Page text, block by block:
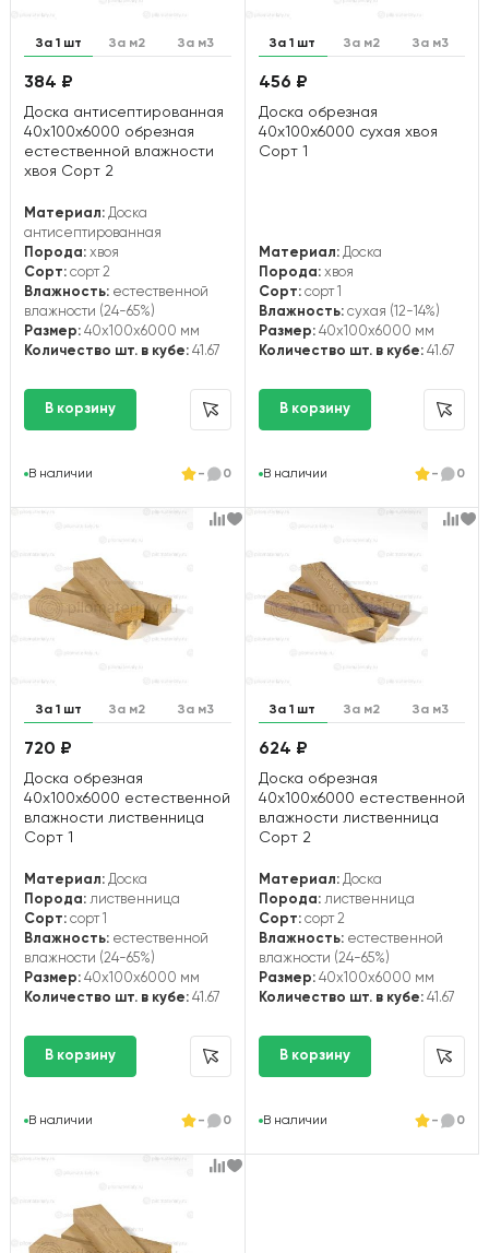
За 1 шт За м2 За м3
384 ₽
Доска антисептированная
40х100х6000 обрезная
естественной влажности
хвоя Сорт 2
Материал: Доска
антисептированная
Порода: хвоя
Сорт: сорт 2
Влажность: естественной
влажности (24-65%)
Размер: 40x100x6000 мм
Количество шт. в кубе: 41.67
В наличии - 0
За 1 шт За м2 За м3
456 ₽
Доска обрезная
40х100х6000 сухая хвоя
Сорт 1
Материал:Доска
Порода:хвоя
Сорт:сорт 1
Влажность:сухая (12-14%)
Размер:40x100x6000 мм
Количество шт. в кубе:41.67
В наличии - 0
За 1 шт За м2 За м3
720 ₽
Доска обрезная
40х100х6000 естественной
влажности лиственница
Сорт 1
Материал: Доска
Порода: лиственница
Сорт: сорт 1
Влажность: естественной
влажности (24-65%)
Размер: 40x100x6000 мм
Количество шт. в кубе: 41.67
В наличии - 0
За 1 шт За м2 За м3
624 ₽
Доска обрезная
40х100х6000 естественной
влажности лиственница
Сорт 2
Материал:Доска
Порода:лиственница
Сорт:сорт 2
Влажность:естественной
влажности (24-65%)
Размер:40x100x6000 мм
Количество шт. в кубе:41.67
В наличии - 0